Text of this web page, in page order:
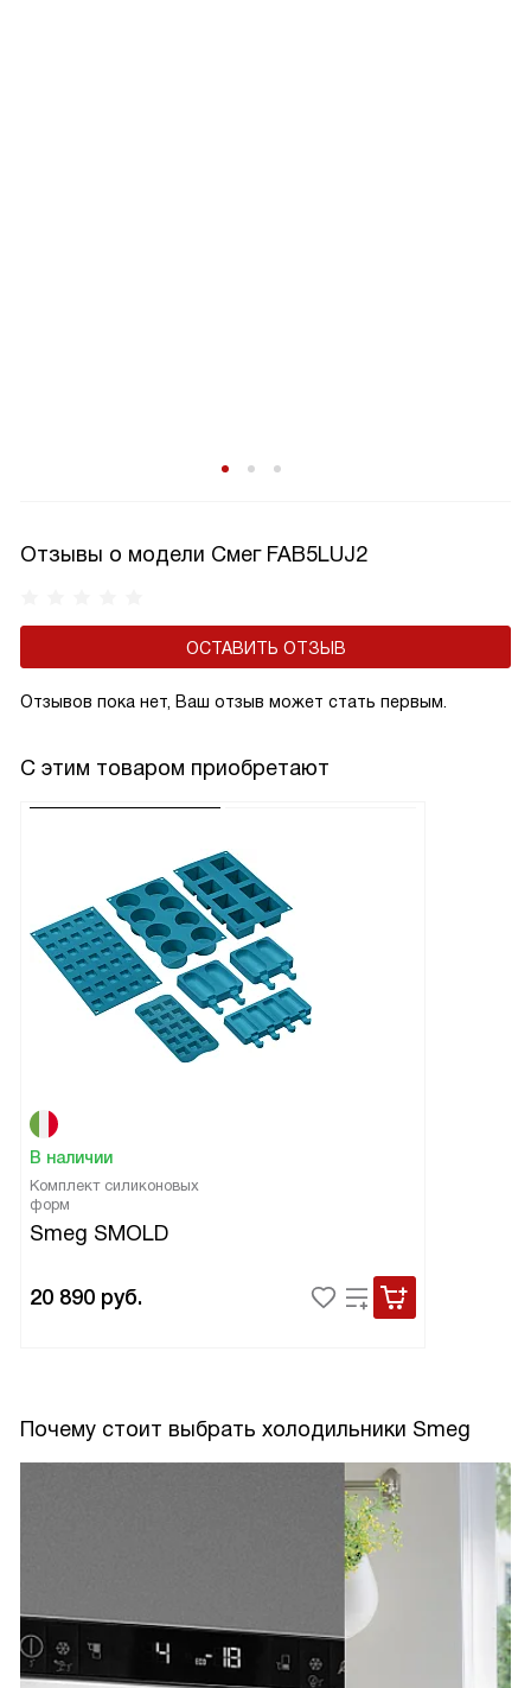
Отзывы о модели Смег FAB5LUJ2
ОСТАВИТЬ ОТЗЫВ
Отзывов пока нет, Ваш отзыв может стать первым.
С этим товаром приобретают
В наличии
Комплект силиконовых
форм
Smeg SMOLD
20 890 руб.
Почему стоит выбрать холодильники Smeg